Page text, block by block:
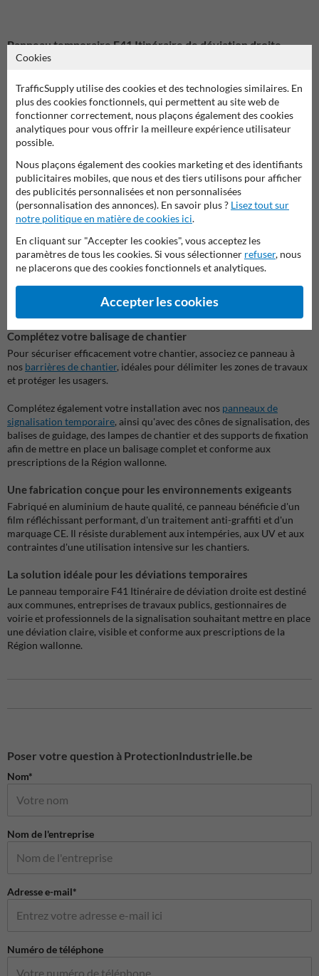
Panneau temporaire F41 Itinéraire de déviation droite
Lepanneau temporaire F41 Itinéraire de déviation droite
itinéraire alternatif lorsqu'une route est fermée, qu'un chantier est en
cours ou que la circulation est temporairement modifiée. Son texte
personnalisable permet d'ajouter des informations complémentaires
afin d'adapter parfaitement la signalisation à votre intervention.
répond aux exigences de la signalisation temporaire utilisées sur les
chantiers routiers. Il contribue à améliorer la sécurité et la fluidité de
la circulation en indiquant clairement la direction de la déviation.
Guidez efficacement les usagers
Installé avant une bifurcation, un carrefour ou une fermeture de
voirie, le panneau F41 annonce un itinéraire de déviation vers la
droite. Sa face réfléchissante fluorescente de classe 3 garantit une
conducteurs d'anticiper leur changement de direction en toute
Complétez votre balisage de chantier
Pour sécuriser efficacement votre chantier, associez ce panneau à
nos barrières de chantier, idéales pour délimiter les zones de travaux
et protéger les usagers.
Complétez également votre installation avec nos panneaux de
signalisation temporaire, ainsi qu'avec des cônes de signalisation, des
balises de guidage, des lampes de chantier et des supports de fixation
afin de mettre en place un balisage complet et conforme aux
prescriptions de la Région wallonne.
Une fabrication conçue pour les environnements exigeants
Fabriqué en aluminium de haute qualité, ce panneau bénéficie d'un
film réfléchissant performant, d'un traitement anti-graffiti et d'un
marquage CE. Il résiste durablement aux intempéries, aux UV et aux
contraintes d'une utilisation intensive sur les chantiers.
La solution idéale pour les déviations temporaires
Le panneau temporaire F41 Itinéraire de déviation droite est destiné
aux communes, entreprises de travaux publics, gestionnaires de
voirie et professionnels de la signalisation souhaitant mettre en place
une déviation claire, visible et conforme aux prescriptions de la
Région wallonne.
Poser votre question à ProtectionIndustrielle.be
Nom*
Nom de l'entreprise
Adresse e-mail*
Numéro de téléphone
Cookies
TrafficSupply utilise des cookies et des technologies similaires. En
plus des cookies fonctionnels, qui permettent au site web de
fonctionner correctement, nous plaçons également des cookies
analytiques pour vous offrir la meilleure expérience utilisateur
possible.
Nous plaçons également des cookies marketing et des identifiants
publicitaires mobiles, que nous et des tiers utilisons pour afficher
des publicités personnalisées et non personnalisées
(personnalisation des annonces). En savoir plus ? Lisez tout sur
notre politique en matière de cookies ici.
En cliquant sur "Accepter les cookies", vous acceptez les
paramètres de tous les cookies. Si vous sélectionner refuser, nous
ne placerons que des cookies fonctionnels et analytiques.
Accepter les cookies